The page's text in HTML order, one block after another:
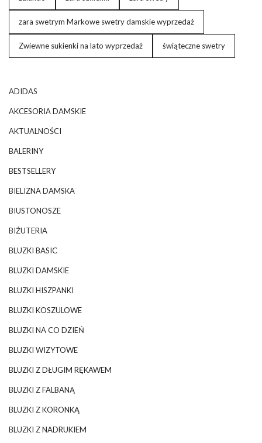
zara swetrym Markowe swetry damskie wyprzedaż
Zwiewne sukienki na lato wyprzedaż świąteczne swetry
ADIDAS
AKCESORIA DAMSKIE
AKTUALNOŚCI
BALERINY
BESTSELLERY
BIELIZNA DAMSKA
BIUSTONOSZE
BIŻUTERIA
BLUZKI BASIC
BLUZKI DAMSKIE
BLUZKI HISZPANKI
BLUZKI KOSZULOWE
BLUZKI NA CO DZIEŃ
BLUZKI WIZYTOWE
BLUZKI Z DŁUGIM RĘKAWEM
BLUZKI Z FALBANĄ
BLUZKI Z KORONKĄ
BLUZKI Z NADRUKIEM